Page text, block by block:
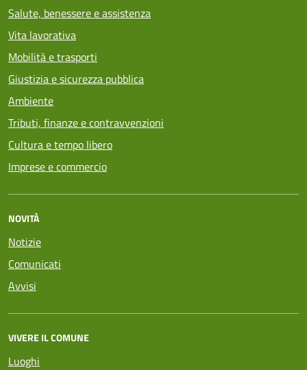
Salute, benessere e assistenza
Vita lavorativa
Mobilità e trasporti
Giustizia e sicurezza pubblica
Ambiente
Tributi, finanze e contravvenzioni
Cultura e tempo libero
Imprese e commercio
NOVITÀ
Notizie
Comunicati
Avvisi
VIVERE IL COMUNE
Luoghi